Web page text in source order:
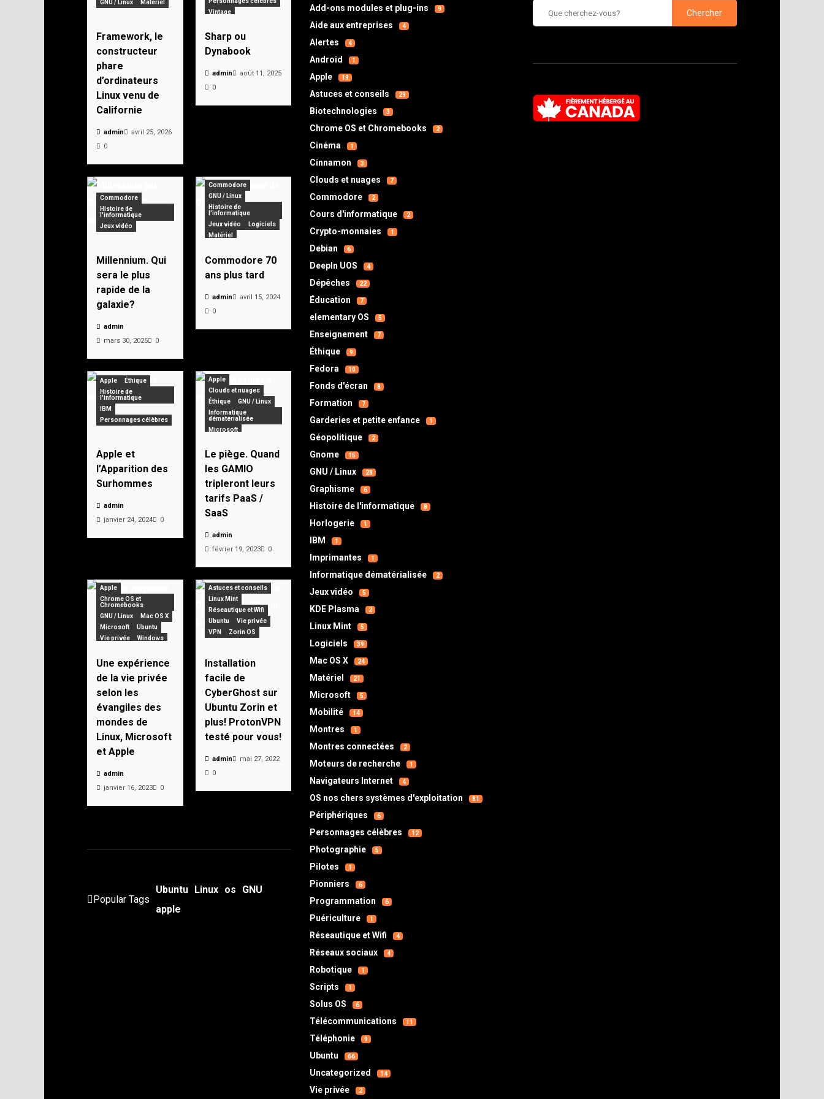
GNU / Linux Matériel
Framework, le
constructeur
phare
d’ordinateurs
Linux venu de
Californie
admin
avril 25, 2026
0
Vintage
Sharp ou
Dynabook
admin
août 11, 2025
0
Commodore
Histoire de
l'informatique
Jeux vidéo
Millennium. Qui
sera le plus
rapide de la
galaxie?
admin
mars 30, 2025
0
Commodore
GNU / Linux
Histoire de
l'informatique
Jeux vidéo
Logiciels
Matériel
Pionniers
Vintage
Commodore 70
ans plus tard
admin
avril 15, 2024
0
Apple
Éthique
Histoire de
l'informatique
IBM
Personnages célèbres
Apple et
l’Apparition des
Surhommes
admin
janvier 24, 2024
0
Apple
Clouds et nuages
Éthique
GNU / Linux
Informatique
dématérialisée
Microsoft
Le piège. Quand
les GAMIO
tripleront leurs
tarifs PaaS /
SaaS
admin
février 19, 2023
0
Apple
Chrome OS et
Chromebooks
GNU / Linux
Mac OS X
Microsoft
Ubuntu
Vie privée
Windows
Une expérience
de la vie privée
selon les
évangiles des
mondes de
Linux, Microsoft
et Apple
admin
janvier 16, 2023
0
Astuces et conseils
Linux Mint
Réseautique et Wifi
Ubuntu
Vie privée
VPN
Zorin OS
Installation
facile de
CyberGhost sur
Ubuntu Zorin et
plus! ProtonVPN
testé pour vous!
admin
mai 27, 2022
0
Popular Tags
Ubuntu Linux os
GNU
apple
Add-ons modules et plug-ins 9
Aide aux entreprises 4
Alertes 4
Android 1
Apple 19
Astuces et conseils 29
Biotechnologies 3
Chrome OS et Chromebooks 2
Cinéma 1
Cinnamon 3
Clouds et nuages 7
Commodore 2
Cours d'informatique 2
Crypto-monnaies 1
Debian 6
DeepIn UOS 4
Dépêches 22
Éducation 7
elementary OS 5
Enseignement 7
Éthique 9
Fedora 10
Fonds d'écran 8
Formation 7
Garderies et petite enfance 1
Géopolitique 2
Gnome 15
GNU / Linux 28
Graphisme 6
Histoire de l'informatique 8
Horlogerie 1
IBM 1
Imprimantes 1
Informatique dématérialisée 2
Jeux vidéo 5
KDE Plasma 2
Linux Mint 5
Logiciels 39
Mac OS X 24
Matériel 21
Microsoft 5
Mobilité 14
Montres 1
Montres connectées 2
Moteurs de recherche 1
Navigateurs Internet 4
OS nos chers systèmes d'exploitation 81
Périphériques 6
Personnages célèbres 12
Photographie 5
Pilotes 1
Pionniers 6
Programmation 6
Puériculture 1
Réseautique et Wifi 4
Réseaux sociaux 4
Robotique 1
Scripts 1
Solus OS 6
Télécommunications 11
Téléphonie 9
Ubuntu 66
Uncategorized 14
Vie privée 2